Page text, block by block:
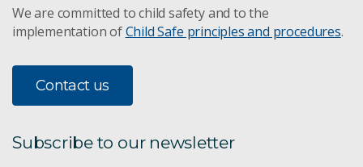
Eucalyptus dunnii
Australian Essential Oil Species Profiles
We are committed to child safety and to the
implementation ofChild Safe principles and procedures.
Contact us
Subscribe to our newsletter